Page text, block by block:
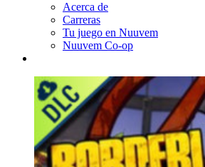
Acerca de
Carreras
Tu juego en Nuuvem
Nuuvem Co-op